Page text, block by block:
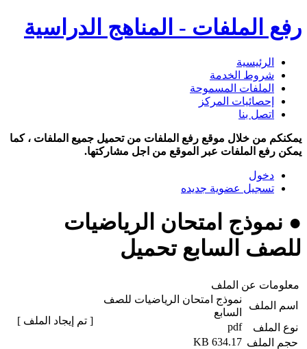
رفع الملفات - المناهج الدراسية
الرئيسية
شروط الخدمة
الملفات المسموحة
إحصائيات المركز
اتصل بنا
يمكنكم من خلال موقع رفع الملفات من تحميل جميع الملفات ، كما
يمكن رفع الملفات عبر الموقع من اجل مشاركتها.
دخول
تسجيل عضوية جديده
● نموذج امتحان الرياضيات
للصف السابع تحميل
معلومات عن الملف
اسم الملف
نموذج امتحان الرياضيات للصف
السابع
نوع الملف
pdf
حجم الملف 634.17 KB
[ تم إيجاد الملف ]